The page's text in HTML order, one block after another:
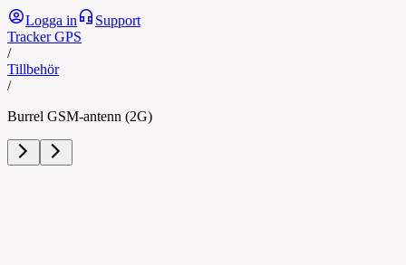
Logga in
Support
Tracker GPS
/
Tillbehör
/
Burrel GSM-antenn (2G)